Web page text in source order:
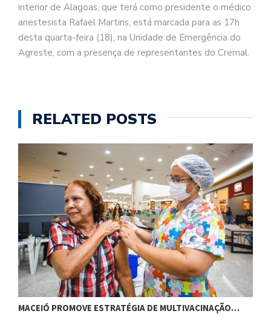
interior de Alagoas, que terá como presidente o médico
anestesista Rafael Martins, está marcada para as 17h
desta quarta-feira (18), na Unidade de Emergência do
Agreste, com a presença de representantes do Cremal.
RELATED POSTS
MACEIÓ PROMOVE ESTRATÉGIA DE MULTIVACINAÇÃO…